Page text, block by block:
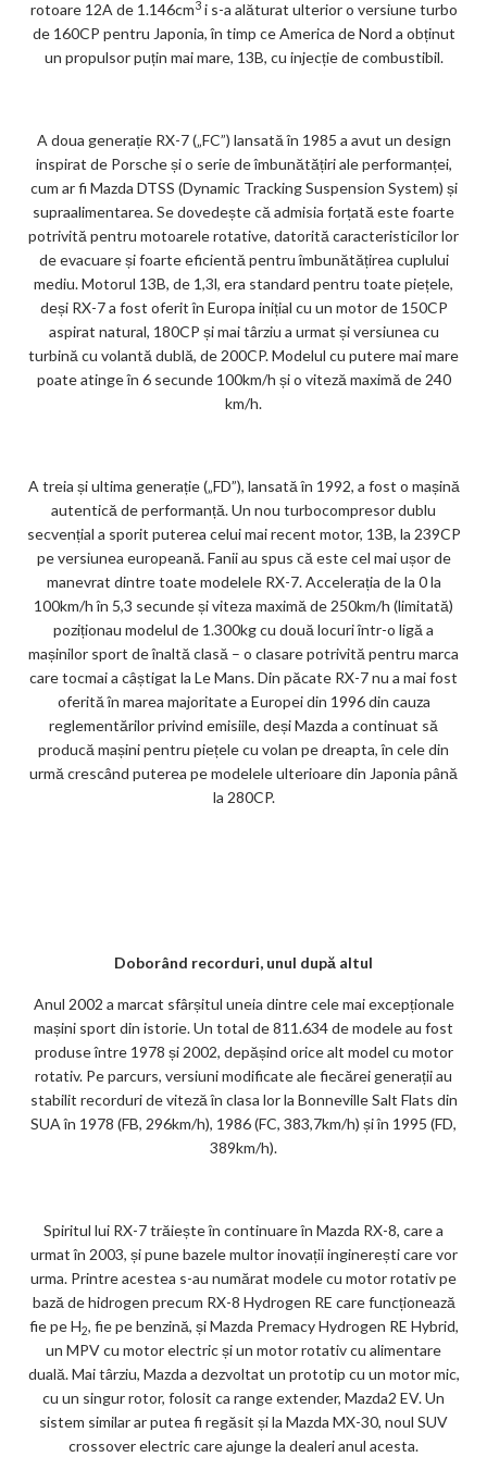
rotoare 12A de 1.146cm3i s-a alăturat ulterior o versiune turbo
de 160CP pentru Japonia, în timp ce America de Nord a obținut
un propulsor puțin mai mare, 13B, cu injecție de combustibil.
A doua generație RX-7 („FC”) lansată în 1985 a avut un design
inspirat de Porsche și o serie de îmbunătățiri ale performanței,
cum ar fi Mazda DTSS (Dynamic Tracking Suspension System) și
supraalimentarea. Se dovedește că admisia forțată este foarte
potrivită pentru motoarele rotative, datorită caracteristicilor lor
de evacuare și foarte eficientă pentru îmbunătățirea cuplului
mediu. Motorul 13B, de 1,3l, era standard pentru toate piețele,
deși RX-7 a fost oferit în Europa inițial cu un motor de 150CP
aspirat natural, 180CP și mai târziu a urmat și versiunea cu
turbină cu volantă dublă, de 200CP. Modelul cu putere mai mare
poate atinge în 6 secunde 100km/h și o viteză maximă de 240
km/h.
A treia și ultima generație („FD”), lansată în 1992, a fost o mașină
autentică de performanță. Un nou turbocompresor dublu
secvențial a sporit puterea celui mai recent motor, 13B, la 239CP
pe versiunea europeană. Fanii au spus că este cel mai ușor de
manevrat dintre toate modelele RX-7. Accelerația de la 0 la
100km/h în 5,3 secunde și viteza maximă de 250km/h (limitată)
poziționau modelul de 1.300kg cu două locuri într-o ligă a
mașinilor sport de înaltă clasă – o clasare potrivită pentru marca
care tocmai a câștigat la Le Mans. Din păcate RX-7 nu a mai fost
oferită în marea majoritate a Europei din 1996 din cauza
reglementărilor privind emisiile, deși Mazda a continuat să
producă mașini pentru piețele cu volan pe dreapta, în cele din
urmă crescând puterea pe modelele ulterioare din Japonia până
la 280CP.
Doborând recorduri, unul după altul
Anul 2002 a marcat sfârșitul uneia dintre cele mai excepționale
mașini sport din istorie. Un total de 811.634 de modele au fost
produse între 1978 și 2002, depășind orice alt model cu motor
rotativ. Pe parcurs, versiuni modificate ale fiecărei generații au
stabilit recorduri de viteză în clasa lor la Bonneville Salt Flats din
SUA în 1978 (FB, 296km/h), 1986 (FC, 383,7km/h) și în 1995 (FD,
389km/h).
Spiritul lui RX-7 trăiește în continuare în Mazda RX-8, care a
urmat în 2003, și pune bazele multor inovații inginerești care vor
urma. Printre acestea s-au numărat modele cu motor rotativ pe
bază de hidrogen precum RX-8 Hydrogen RE care funcționează
fie pe H2, fie pe benzină, și Mazda Premacy Hydrogen RE Hybrid,
un MPV cu motor electric și un motor rotativ cu alimentare
duală. Mai târziu, Mazda a dezvoltat un prototip cu un motor mic,
cu un singur rotor, folosit ca range extender, Mazda2 EV. Un
sistem similar ar putea fi regăsit și la Mazda MX-30, noul SUV
crossover electric care ajunge la dealeri anul acesta.